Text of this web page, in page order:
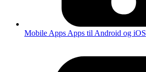
Mobile Apps Apps til Android og iOS